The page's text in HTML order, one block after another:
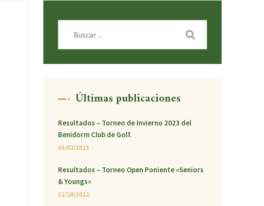
Últimas publicaciones
Resultados – Torneo de Invierno 2023 del
Benidorm Club de Golf.
03/02/2023
Resultados – Torneo Open Poniente «Seniors
& Youngs»
11/28/2022